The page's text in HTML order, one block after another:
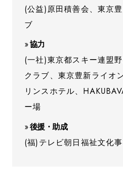
(公益)原田積善会、東京
ブ
協力
(一社)東京都スキー連盟
クラブ、東京豊新ライオ
リンスホテル、
ー場
後援・助成
(福)テレビ朝日福祉文化